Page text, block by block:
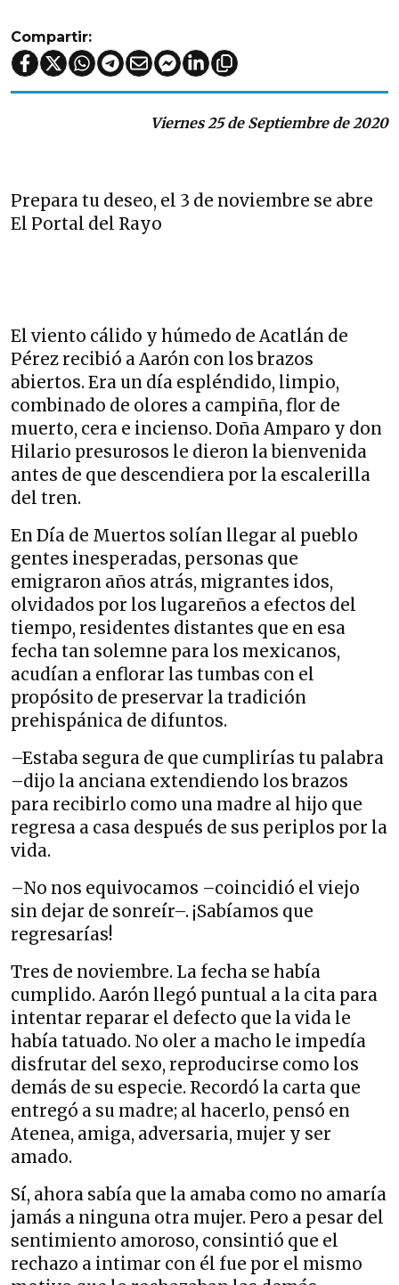
Compartir:
Viernes 25 de Septiembre de 2020
Prepara tu deseo, el 3 de noviembre se abre
El Portal del Rayo
El viento cálido y húmedo de Acatlán de
Pérez recibió a Aarón con los brazos
abiertos. Era un día espléndido, limpio,
combinado de olores a campiña, flor de
muerto, cera e incienso. Doña Amparo y don
Hilario presurosos le dieron la bienvenida
antes de que descendiera por la escalerilla
del tren.
En Día de Muertos solían llegar al pueblo
gentes inesperadas, personas que
emigraron años atrás, migrantes idos,
olvidados por los lugareños a efectos del
tiempo, residentes distantes que en esa
fecha tan solemne para los mexicanos,
acudían a enflorar las tumbas con el
propósito de preservar la tradición
prehispánica de difuntos.
–Estaba segura de que cumplirías tu palabra
–dijo la anciana extendiendo los brazos
para recibirlo como una madre al hijo que
regresa a casa después de sus periplos por la
vida.
–No nos equivocamos –coincidió el viejo
sin dejar de sonreír–. ¡Sabíamos que
regresarías!
Tres de noviembre. La fecha se había
cumplido. Aarón llegó puntual a la cita para
intentar reparar el defecto que la vida le
había tatuado. No oler a macho le impedía
disfrutar del sexo, reproducirse como los
demás de su especie. Recordó la carta que
entregó a su madre; al hacerlo, pensó en
Atenea, amiga, adversaria, mujer y ser
amado.
Sí, ahora sabía que la amaba como no amaría
jamás a ninguna otra mujer. Pero a pesar del
sentimiento amoroso, consintió que el
rechazo a intimar con él fue por el mismo